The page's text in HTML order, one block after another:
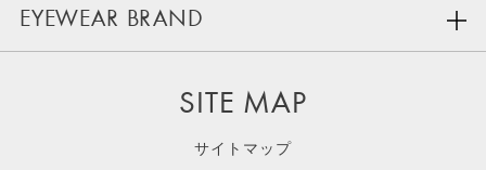
EYEWEAR BRAND
SITE MAP
サイトマップ